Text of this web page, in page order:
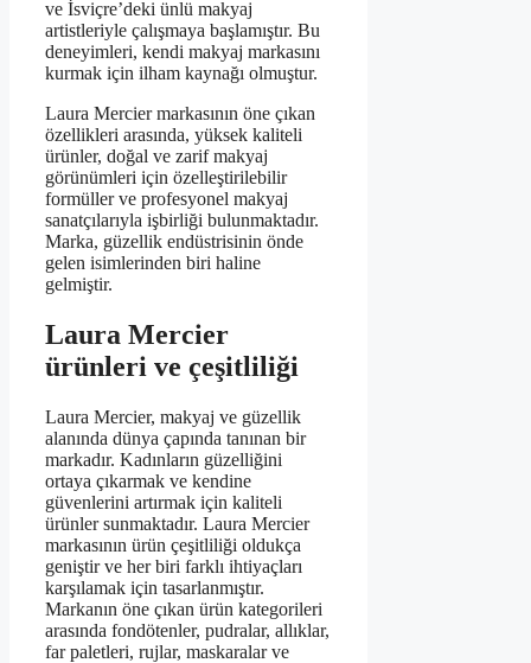
ve İsviçre’deki ünlü makyaj
artistleriyle çalışmaya başlamıştır. Bu
deneyimleri, kendi makyaj markasını
kurmak için ilham kaynağı olmuştur.
Laura Mercier markasının öne çıkan
özellikleri arasında, yüksek kaliteli
ürünler, doğal ve zarif makyaj
görünümleri için özelleştirilebilir
formüller ve profesyonel makyaj
sanatçılarıyla işbirliği bulunmaktadır.
Marka, güzellik endüstrisinin önde
gelen isimlerinden biri haline
gelmiştir.
Laura Mercier
ürünleri ve çeşitliliği
Laura Mercier, makyaj ve güzellik
alanında dünya çapında tanınan bir
markadır. Kadınların güzelliğini
ortaya çıkarmak ve kendine
güvenlerini artırmak için kaliteli
ürünler sunmaktadır. Laura Mercier
markasının ürün çeşitliliği oldukça
geniştir ve her biri farklı ihtiyaçları
karşılamak için tasarlanmıştır.
Markanın öne çıkan ürün kategorileri
arasında fondötenler, pudralar, allıklar,
far paletleri, rujlar, maskaralar ve